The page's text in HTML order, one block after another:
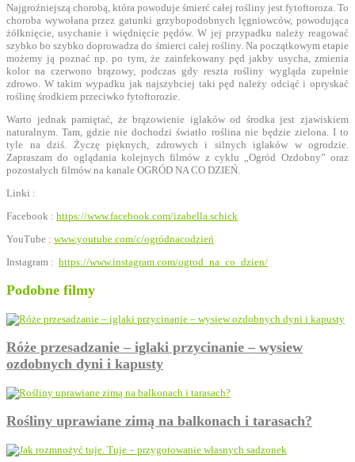
Najgroźniejszą chorobą, która powoduje śmierć całej rośliny jest fytoftoroza. To
choroba wywołana przez gatunki grzybopodobnych lęgniowców, powodująca
żółknięcie, usychanie i więdnięcie pędów. W jej przypadku należy reagować
szybko bo szybko doprowadza do śmierci całej rośliny. Na początkowym etapie
możemy ją poznać np. po tym, że zainfekowany pęd jakby usycha, zmienia
kolor na czerwono brązowy, podczas gdy reszta rośliny wygląda zupełnie
zdrowo. W takim wypadku jak najszybciej taki pęd należy odciąć i opryskać
roślinę środkiem przeciwko fytoftorozie.
Warto jednak pamiętać, że brązowienie iglaków od środka jest zjawiskiem
naturalnym. Tam, gdzie nie dochodzi światło roślina nie będzie zielona. I to
tyle na dziś. Życzę pięknych, zdrowych i silnych iglaków w ogrodzie.
Zapraszam do oglądania kolejnych filmów z cyklu „Ogród Ozdobny” oraz
pozostałych filmów na kanale OGRÓD NA CO DZIEŃ.
Linki :
Facebook : https://www.facebook.com/izabella.schick
YouTube : www.youtube.com/c/ogródnacodzień
Instagram : https://www.instagram.com/ogrod_na_co_dzien/
Podobne filmy
Róże przesadzanie – iglaki przycinanie – wysiew
ozdobnych dyni i kapusty
Rośliny uprawiane zimą na balkonach i tarasach?